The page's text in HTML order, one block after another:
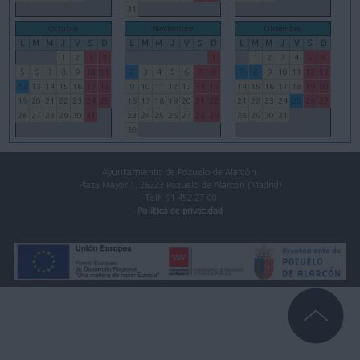
31
M M V S
D
1
2 3
4
5
6 7 8 9 10
11
12
13 14 15 16 17
18
19
20 21 22 23 24
25
26
27 28 29 30 31
M M V S
D
1
2
3 4 5 6 7
8
9
10 11 12 13 14
15
16
17 18 19 20 21
22
23
24 25 26 27 28
29
30
M M V S
D
1
2 3 4 5
6
7
8 9 10 11 12
13
14
15 16 17 18 19
20
21
22 23 24 25 26
27
28
29 30 31
Ayuntamiento de Pozuelo de Alarcón.
Plaza Mayor 1, 28223 Pozuelo de Alarcón (Madrid)
Telf. 91 452 27 00
Política de privacidad